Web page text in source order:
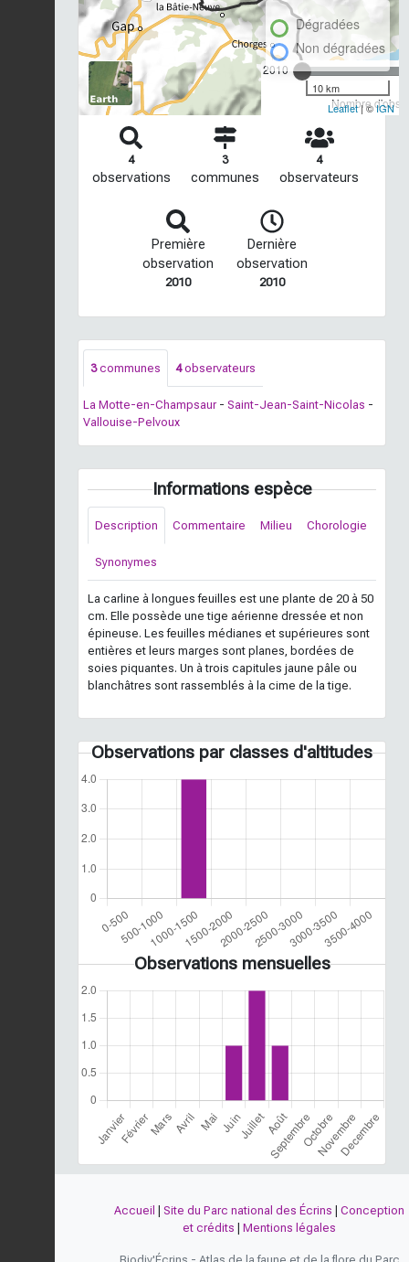
2010
Nombre
Dégradées
Non dégradées
10 km
Leaflet| ©IGN
4
observations
3
communes
4
observateurs
Première
observation
2010
Dernière
observation
2010
3communes 4observateurs
La Motte-en-Champsaur - Saint-Jean-Saint-Nicolas -
Vallouise-Pelvoux
Informations espèce
Description Commentaire Milieu Chorologie
Synonymes
La carline à longues feuilles est une plante de 20 à 50
cm. Elle possède une tige aérienne dressée et non
épineuse. Les feuilles médianes et supérieures sont
entières et leurs marges sont planes, bordées de
soies piquantes. Un à trois capitules jaune pâle ou
blanchâtres sont rassemblés à la cime de la tige.
Observations par classes d'altitudes
Observations mensuelles
Accueil Site du Parc national des Écrins
Conception
et crédits
Mentions légales